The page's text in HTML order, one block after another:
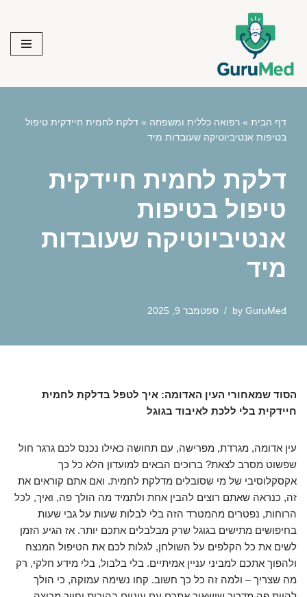
content
דף הבית » רפואה כללית ומשפחה » דלקת לחמית חיידקית טיפול
בטיפות אנטיביוטיקה שעובדות מיד
דלקת לחמית חיידקית
טיפול בטיפות
אנטיביוטיקה שעובדות
מיד
by GuruMed ספטמבר 9, 2025
הסוד שמאחורי העין האדומה: איך לטפל בדלקת לחמית
חיידקית בלי ללכת לאיבוד בגוגל
עין אדומה, מגרדת, מפרישה, עם תחושה כאילו נכנס לכם גרגר חול
שפשוט מסרב לצאת? ברוכים הבאים למועדון הלא כל כך
אקסקלוסיבי של מי שסובלים מדלקת לחמית. ואם אתם קוראים את
זה, כנראה שאתם רוצים להבין אחת ולתמיד מה הולך פה, ואיך, לכל
הרוחות, נפטרים מהמטרד הזה בלי לבלות שעות על גבי שעות
בחיפושים מתישים בגוגל שרק מבלבלים אתכם יותר. אז הגיע הזמן
לשים את כל הקלפים על השולחן, לגלות לכם את הטיפול המנצח
ולהפוך אתכם למביני עניין אמיתיים. בלי בלבול, בלי מידע חלקי, רק
מה שצריך – ולמה זה כל כך חשוב. קחו נשימה עמוקה, כי הולך